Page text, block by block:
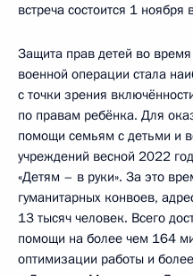
встреча состоится 1 ноября
Защита прав детей во
военной операции стала
с точки зрения
по правам ребёнка. Для
помощи семьям с детьми и
учреждений весной 2022
«Детям – в руки». За это
гуманитарных конвоев,
13 тысяч человек. Всего
помощи на более чем 164
оптимизации работы и